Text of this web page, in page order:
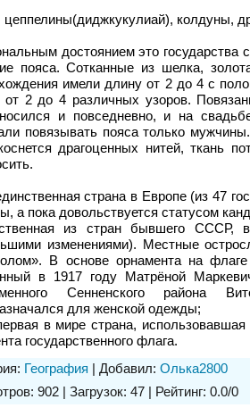
цеппелины(диджкукулиай), колдуны,
достоянием это
пояса. Сотканные из шелка,
имели длину от 2 до 4 с
от 2 до 4 различных узоров.
и повседневно, и на
повязывать пояса только
драгоценных нитей, ткань
страна в Европе (из 47
а пока довольствуется статусом
из стран бывшего СССР,
изменениями). Местные
В основе орнамента на
в 1917 году Матрёной
Сенненского района
для женской одежды;
в мире страна,
государственного флага.
: География | Добавил: Олька2800
: 902 | Загрузок: 47 | Рейтинг: 0.0/0